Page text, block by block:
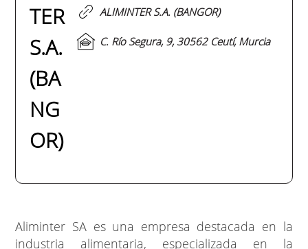
TER
S.A.
(BA
NG
OR)
ALIMINTER S.A. (BANGOR)
C. Río Segura, 9, 30562 Ceutí, Murcia
Aliminter SA es una empresa destacada en la
industria alimentaria, especializada en la